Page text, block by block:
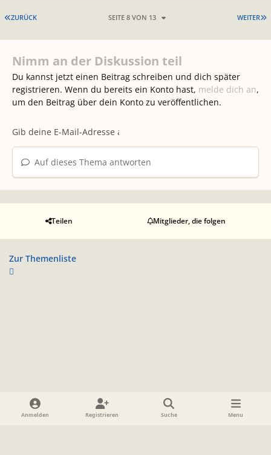
ERSTE SEITE
ZURÜCK WEITER
SEITE 8 VON 13
Nimm an der Diskussion teil
Du kannst jetzt einen Beitrag schreiben und dich später
registrieren. Wenn du bereits ein Konto hast, melde dich an,
um den Beitrag über dein Konto zu veröffentlichen.
Auf dieses Thema antworten
Teilen Mitglieder, die folgen
Zur Themenliste
Heller Modus
Dunkler ModusSystemeinstellung
Anmelden Registrieren Suche Menu